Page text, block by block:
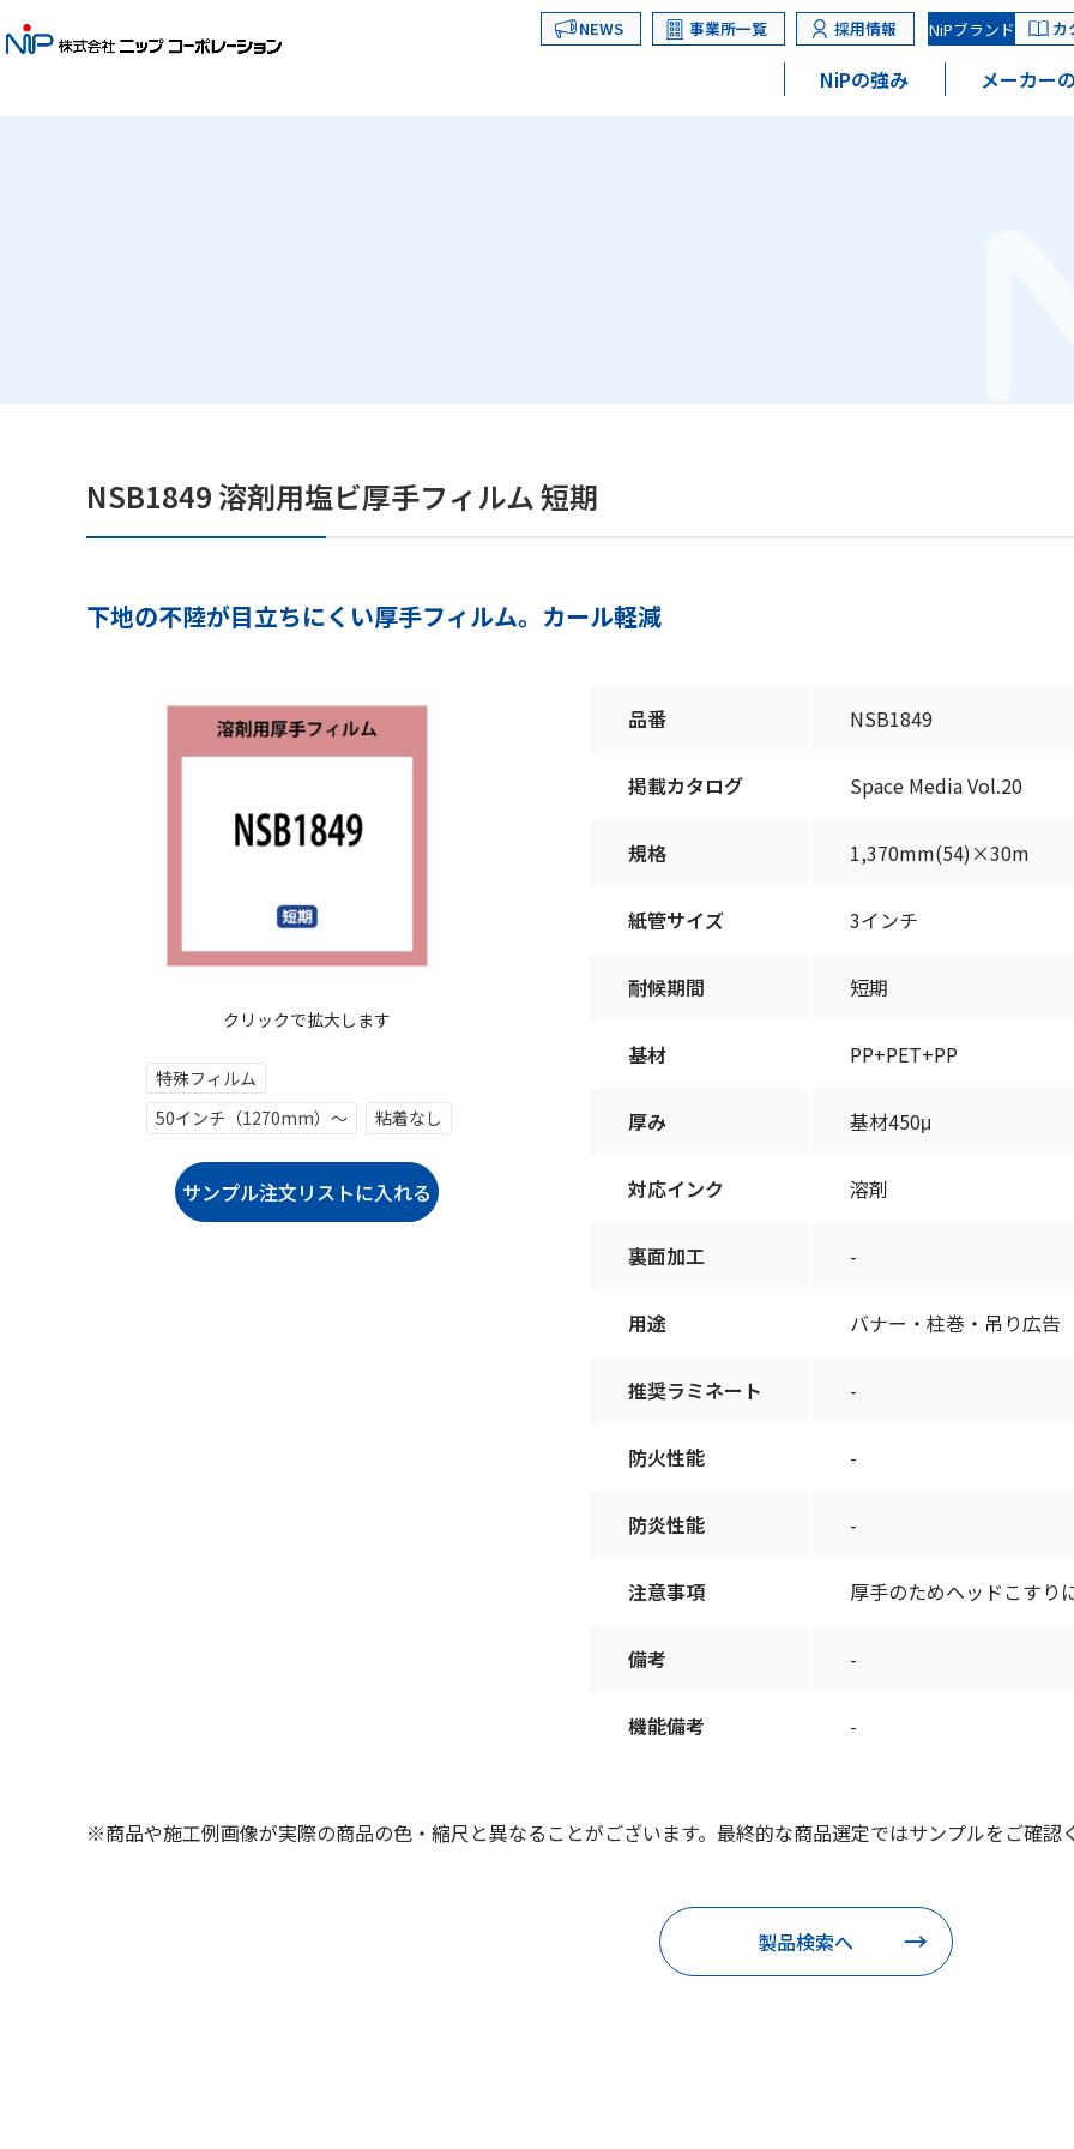
NEWS 事業所一覧 採用情報 NiPブランド カ
NiPの強み メーカー
NSB1849 溶剤用塩ビ厚手フィルム 短期
下地の不陸が目立ちにくい厚手フィルム。カール軽減
クリックで拡大します
特殊フィルム
50インチ（1270mm）～
粘着なし
品番 NSB1849
掲載カタログ Space Media Vol.20
規格 1,370mm(54)×30m
紙管サイズ 3インチ
耐候期間 短期
基材 PP+PET+PP
厚み 基材450μ
対応インク 溶剤
裏面加工 -
用途 バナー・柱巻・吊り広告
推奨ラミネート -
防火性能 -
防炎性能 -
注意事項 厚手のためヘッドこすり
備考 -
機能備考 -
※商品や施工例画像が実際の商品の色・縮尺と異なることがございます。最終的な商品選定ではサンプルをご確認
製品検索へ